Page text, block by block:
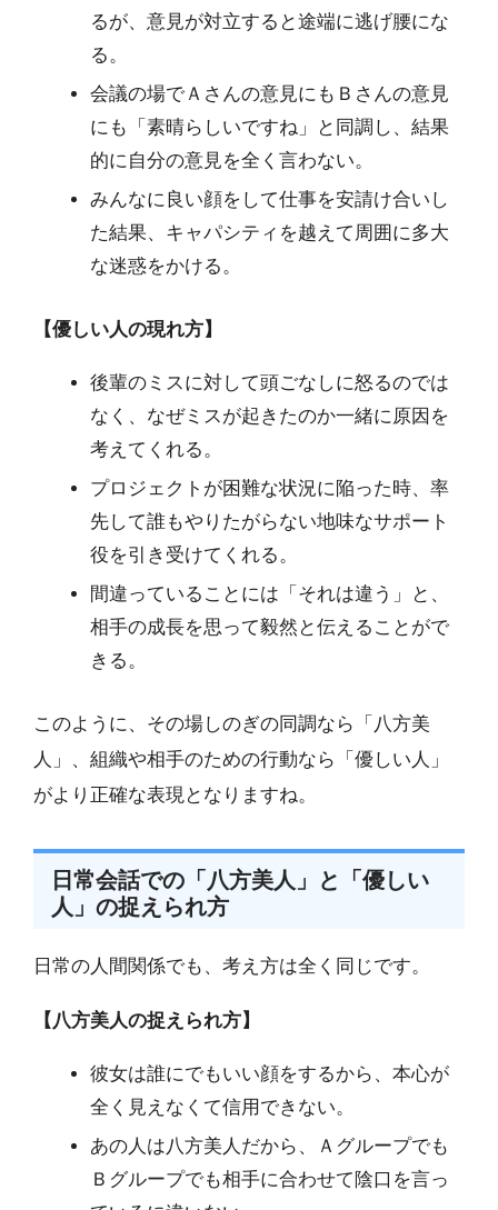
るが、意見が対立すると途端に逃げ腰にな
る。
会議の場でＡさんの意見にもＢさんの意見
にも「素晴らしいですね」と同調し、結果
的に自分の意見を全く言わない。
みんなに良い顔をして仕事を安請け合いし
た結果、キャパシティを越えて周囲に多大
な迷惑をかける。
【優しい人の現れ方】
後輩のミスに対して頭ごなしに怒るのでは
なく、なぜミスが起きたのか一緒に原因を
考えてくれる。
プロジェクトが困難な状況に陥った時、率
先して誰もやりたがらない地味なサポート
役を引き受けてくれる。
間違っていることには「それは違う」と、
相手の成長を思って毅然と伝えることがで
きる。
このように、その場しのぎの同調なら「八方美
人」、組織や相手のための行動なら「優しい人」
がより正確な表現となりますね。
日常会話での「八方美人」と「優しい
人」の捉えられ方
日常の人間関係でも、考え方は全く同じです。
【八方美人の捉えられ方】
彼女は誰にでもいい顔をするから、本心が
全く見えなくて信用できない。
あの人は八方美人だから、Ａグループでも
Ｂグループでも相手に合わせて陰口を言っ